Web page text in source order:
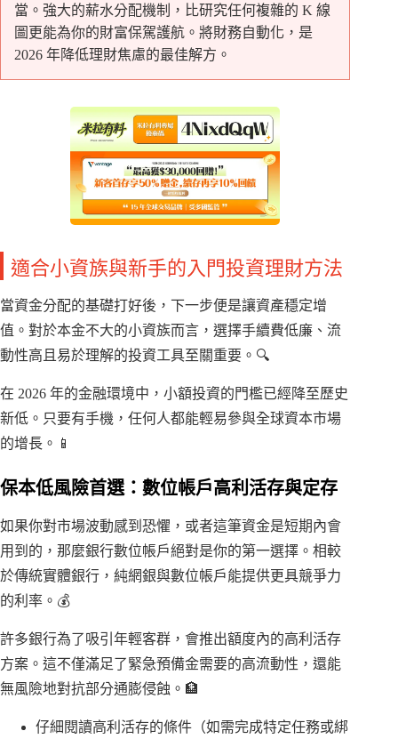
當。強大的薪水分配機制，比研究任何複雜的 K 線
圖更能為你的財富保駕護航。將財務自動化，是
2026 年降低理財焦慮的最佳解方。
適合小資族與新手的入門投資理財方法
當資金分配的基礎打好後，下一步便是讓資產穩定增
值。對於本金不大的小資族而言，選擇手續費低廉、流
動性高且易於理解的投資工具至關重要。🔍
在 2026 年的金融環境中，小額投資的門檻已經降至歷史
新低。只要有手機，任何人都能輕易參與全球資本市場
的增長。📱
保本低風險首選：數位帳戶高利活存與定存
如果你對市場波動感到恐懼，或者這筆資金是短期內會
用到的，那麼銀行數位帳戶絕對是你的第一選擇。相較
於傳統實體銀行，純網銀與數位帳戶能提供更具競爭力
的利率。💰
許多銀行為了吸引年輕客群，會推出額度內的高利活存
方案。這不僅滿足了緊急預備金需要的高流動性，還能
無風險地對抗部分通膨侵蝕。🏦
仔細閱讀高利活存的條件（如需完成特定任務或綁